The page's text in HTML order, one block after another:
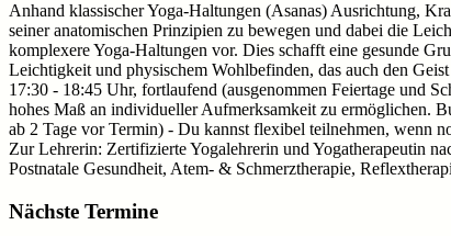
Anhand klassischer Yoga-Haltungen (Asanas) Ausrichtung,
seiner anatomischen Prinzipien zu bewegen und dabei die
komplexere Yoga-Haltungen vor. Dies schafft eine gesunde
Leichtigkeit und physischem Wohlbefinden, das auch den
17:30 - 18:45 Uhr, fortlaufend (ausgenommen Feiertage und
hohes Maß an individueller Aufmerksamkeit zu ermöglichen.
ab 2 Tage vor Termin) - Du kannst flexibel teilnehmen, wenn
Zur Lehrerin: Zertifizierte Yogalehrerin und Yogatherapeutin
Postnatale Gesundheit, Atem- & Schmerztherapie,
Nächste Termine